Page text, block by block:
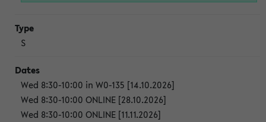
S
Wed 8:30-10:00 in W0-135 [14.10.2026]
Wed 8:30-10:00 ONLINE [28.10.2026]
Wed 8:30-10:00 ONLINE [11.11.2026]